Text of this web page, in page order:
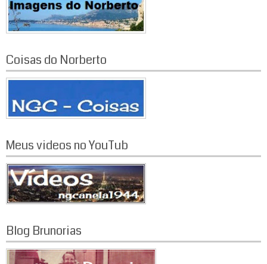
Coisas do Norberto
Meus videos no YouTub
Blog Brunorias